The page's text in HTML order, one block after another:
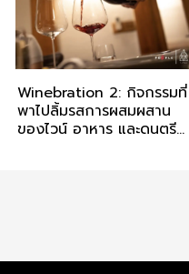
Winebration 2: กิจกรรมที่
พาไปลิ้มรสการผสมผสาน
ของไวน์ อาหาร และดนตรี